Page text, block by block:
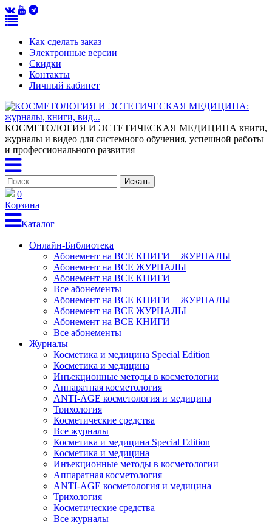
Как сделать заказ
Электронные версии
Скидки
Контакты
Личный кабинет
КОСМЕТОЛОГИЯ И ЭСТЕТИЧЕСКАЯ МЕДИЦИНА книги,
журналы и видео для системного обучения, успешной работы
и профессионального развития
0
Корзина
Каталог
Онлайн-Библиотека
Абонемент на ВСЕ КНИГИ + ЖУРНАЛЫ
Абонемент на ВСЕ ЖУРНАЛЫ
Абонемент на ВСЕ КНИГИ
Все абонементы
Абонемент на ВСЕ КНИГИ + ЖУРНАЛЫ
Абонемент на ВСЕ ЖУРНАЛЫ
Абонемент на ВСЕ КНИГИ
Все абонементы
Журналы
Косметика и медицина Special Edition
Косметика и медицина
Инъекционные методы в косметологии
Аппаратная косметология
ANTI-AGE косметология и медицина
Трихология
Косметические средства
Все журналы
Косметика и медицина Special Edition
Косметика и медицина
Инъекционные методы в косметологии
Аппаратная косметология
ANTI-AGE косметология и медицина
Трихология
Косметические средства
Все журналы